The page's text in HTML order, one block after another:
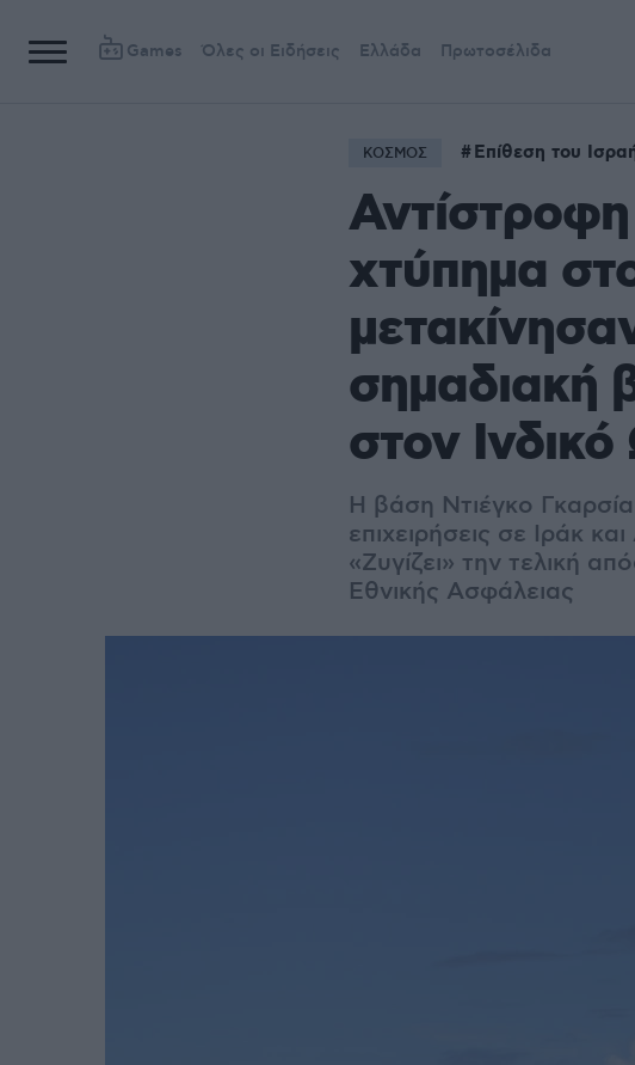
Games Όλες οι Ειδήσεις Ελλάδα Πρωτοσέλιδα
ΚΟΣΜΟΣ Επίθεση του
χτύπημα
σημαδιακή
στον
Η βάση Ντιέγκο Γκαρσία
επιχειρήσεις σε Ιράκ
«Ζυγίζει» την τελική
Εθνικής Ασφάλειας